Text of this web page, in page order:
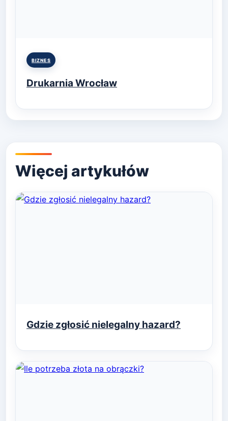
Posted
BIZNES
Drukarnia Wrocław
Gdzie zgłosić nielegalny hazard?